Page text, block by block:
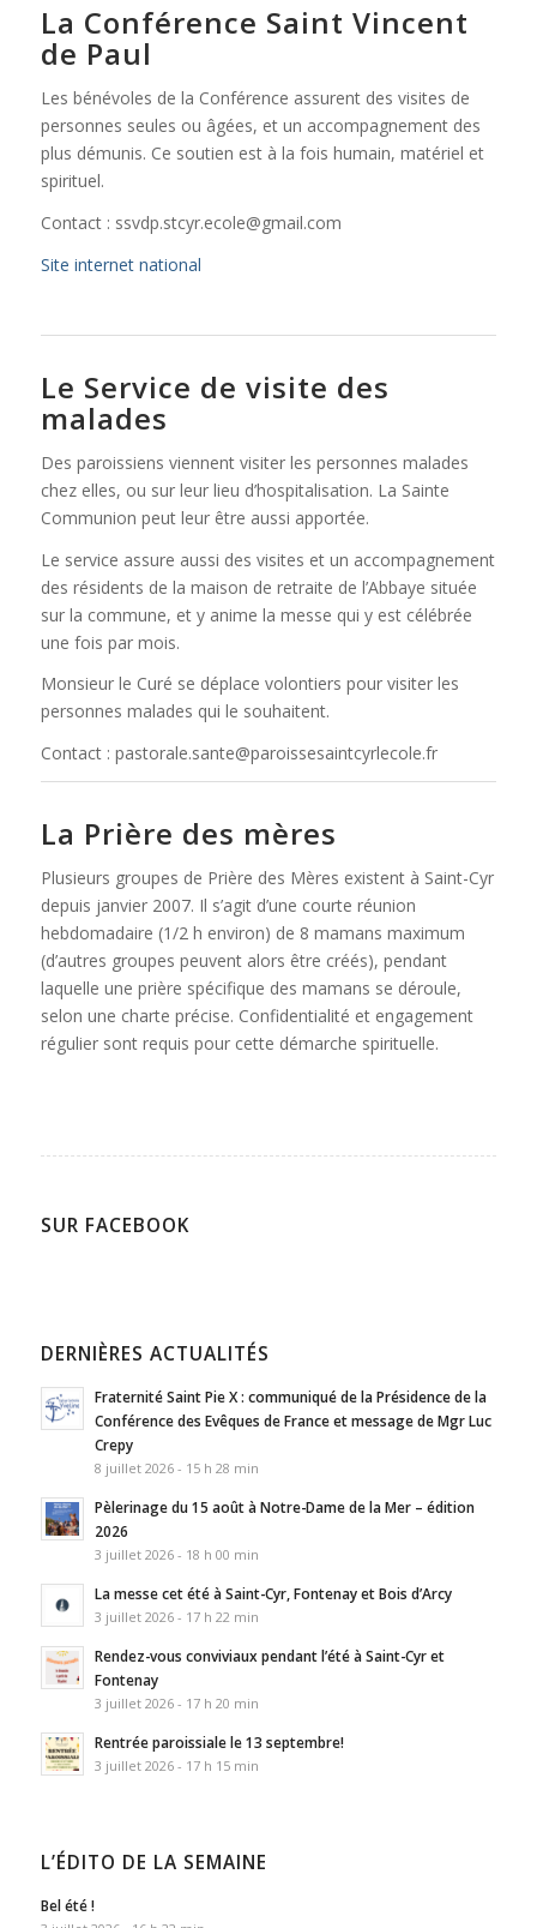
La Conférence Saint Vincent
de Paul
Les bénévoles de la Conférence assurent des visites de
personnes seules ou âgées, et un accompagnement des
plus démunis. Ce soutien est à la fois humain, matériel et
spirituel.
Contact : ssvdp.stcyr.ecole@gmail.com
Site internet national
Le Service de visite des
malades
Des paroissiens viennent visiter les personnes malades
chez elles, ou sur leur lieu d’hospitalisation. La Sainte
Communion peut leur être aussi apportée.
Le service assure aussi des visites et un accompagnement
des résidents de la maison de retraite de l’Abbaye située
sur la commune, et y anime la messe qui y est célébrée
une fois par mois.
Monsieur le Curé se déplace volontiers pour visiter les
personnes malades qui le souhaitent.
Contact : pastorale.sante@paroissesaintcyrlecole.fr
La Prière des mères
Plusieurs groupes de Prière des Mères existent à Saint-Cyr
depuis janvier 2007. Il s’agit d’une courte réunion
hebdomadaire (1/2 h environ) de 8 mamans maximum
(d’autres groupes peuvent alors être créés), pendant
laquelle une prière spécifique des mamans se déroule,
selon une charte précise. Confidentialité et engagement
régulier sont requis pour cette démarche spirituelle.
SUR FACEBOOK
DERNIÈRES ACTUALITÉS
Fraternité Saint Pie X : communiqué de la Présidence de la
Conférence des Evêques de France et message de Mgr Luc
Crepy
8 juillet 2026 - 15 h 28 min
Pèlerinage du 15 août à Notre-Dame de la Mer – édition
2026
3 juillet 2026 - 18 h 00 min
La messe cet été à Saint-Cyr, Fontenay et Bois d’Arcy
3 juillet 2026 - 17 h 22 min
Rendez-vous conviviaux pendant l’été à Saint-Cyr et
Fontenay
3 juillet 2026 - 17 h 20 min
Rentrée paroissiale le 13 septembre!
3 juillet 2026 - 17 h 15 min
L’ÉDITO DE LA SEMAINE
Bel été !